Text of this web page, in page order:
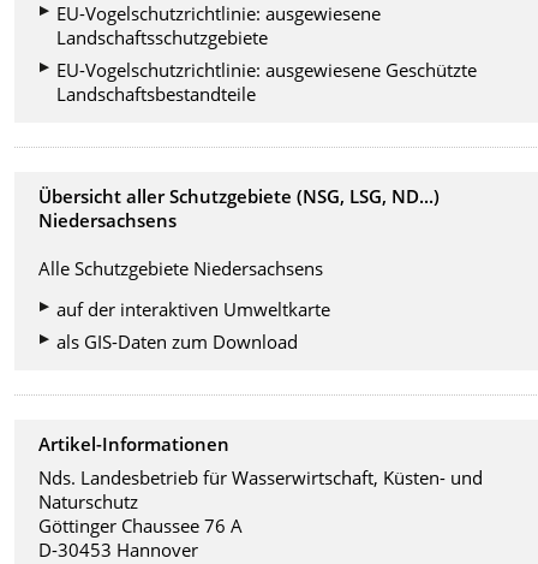
EU-Vogelschutzrichtlinie: ausgewiesene
Landschaftsschutzgebiete
EU-Vogelschutzrichtlinie: ausgewiesene Geschützte
Landschaftsbestandteile
Übersicht aller Schutzgebiete (NSG, LSG, ND...)
Niedersachsens
Alle Schutzgebiete Niedersachsens
auf der interaktiven Umweltkarte
als GIS-Daten zum Download
Artikel-Informationen
Nds. Landesbetrieb für Wasserwirtschaft, Küsten- und
Naturschutz
Göttinger Chaussee 76 A
D-30453 Hannover